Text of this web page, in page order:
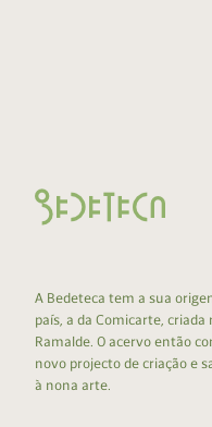
A Bedeteca tem a sua
país, a da Comicarte, criada
Ramalde. O acervo então
novo projecto de criação e
à nona arte.